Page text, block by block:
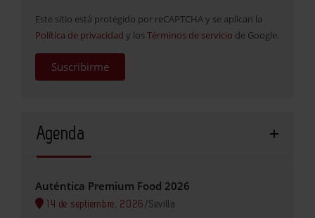
Este sitio está protegido por reCAPTCHA y se aplican la
Política de privacidad y los Términos de servicio de Google.
Suscribirme
Agenda
Auténtica Premium Food 2026
14 de septiembre, 2026 /Sevilla